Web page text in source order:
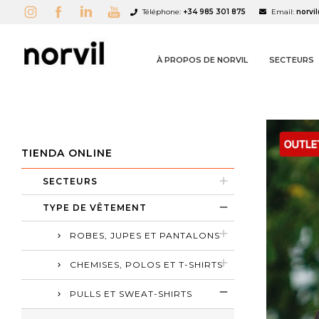
Téléphone: +34 985 301 875 Email:
À PROPOS DE NORVIL SECTEURS
TIENDA ONLINE
SECTEURS
TYPE DE VÊTEMENT
ROBES, JUPES ET PANTALONS
CHEMISES, POLOS ET T-SHIRTS
PULLS ET SWEAT-SHIRTS